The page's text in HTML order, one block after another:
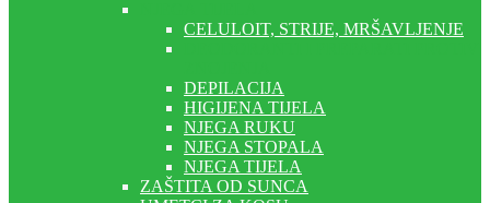
CELULOIT, STRIJE, MRŠAVLJENJE
DEPILACIJA
HIGIJENA TIJELA
NJEGA RUKU
NJEGA STOPALA
NJEGA TIJELA
ZAŠTITA OD SUNCA